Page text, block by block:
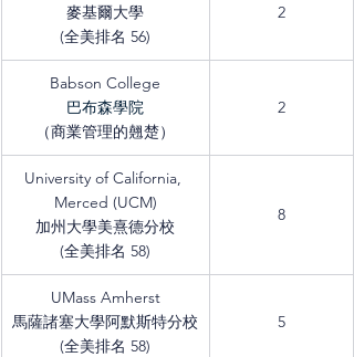
麥基爾大學
(全美排名 56)
2
Babson College
巴布森學院
（商業管理的翹楚）
2
University of California,
Merced (UCM)
加州大學美熹德分校
(全美排名 58)
8
UMass Amherst
馬薩諸塞大學阿默斯特分校
(全美排名 58)
5